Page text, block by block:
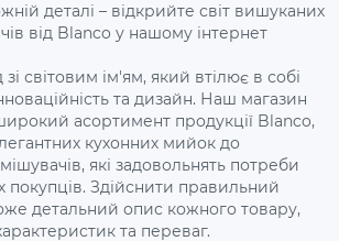
деталі – відкрийте світ вишуканих
від Blanco у нашому інтернет
світовим ім'ям, який втілює в собі
та дизайн. Наш магазин
асортимент продукції Blanco,
кухонних мийок до
які задовольнять потреби
Здійснити правильний
детальний опис кожного товару,
та переваг.